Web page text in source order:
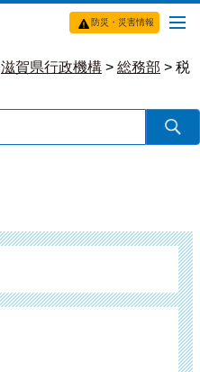
防災・災害情報
滋賀県行政機構 > 総務部 > 税